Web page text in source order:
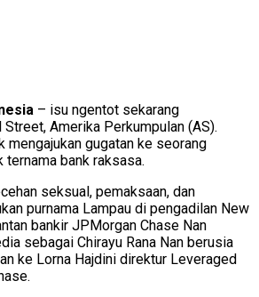
– isu ngentot sekarang
Amerika Perkumpulan (AS).
mengajukan gugatan ke seorang
bank raksasa.
seksual, pemaksaan, dan
purnama Lampau di pengadilan New
bankir JPMorgan Chase Nan
sebagai Chirayu Rana Nan berusia
ke Lorna Hajdini direktur Leveraged